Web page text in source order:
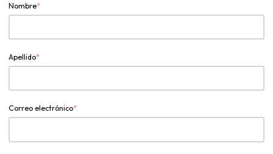
Nombre*
Apellido*
Correo electrónico*